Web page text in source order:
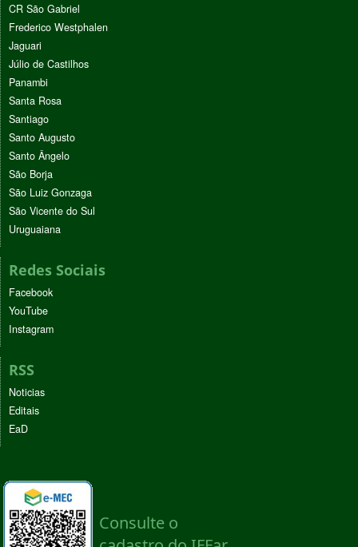
CR São Gabriel
Frederico Westphalen
Jaguari
Júlio de Castilhos
Panambi
Santa Rosa
Santiago
Santo Augusto
Santo Ângelo
São Borja
São Luiz Gonzaga
São Vicente do Sul
Uruguaiana
Redes Sociais
Facebook
YouTube
Instagram
RSS
Noticias
Editais
EaD